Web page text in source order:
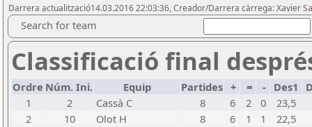
Darrera actualització14.03.2016 22:03:36, Creador/Darrera càrrega: Xavier
Search for team
Classificació final
Ordre Núm. Ini. Equip Partides + = - Des1
1
2 Cassà C 8 6 2 0
23,5
2
10 Olot H 8 6 1 1
22,5